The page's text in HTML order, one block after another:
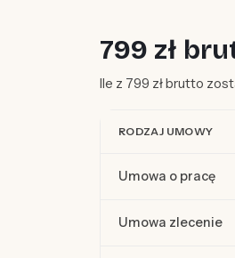
799 zł
Ile z 799 zł brutto
RODZAJ UMOWY
Umowa o pracę
Umowa zlecenie